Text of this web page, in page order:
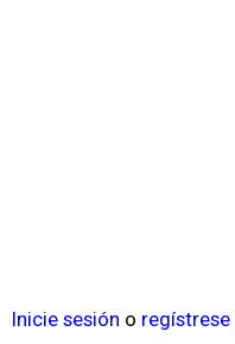
Inicie sesión o regístrese